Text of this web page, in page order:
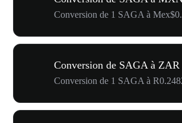
Conversion de 1 SAGA à
Conversion de SAGA à ZAR
Conversion de 1 SAGA à